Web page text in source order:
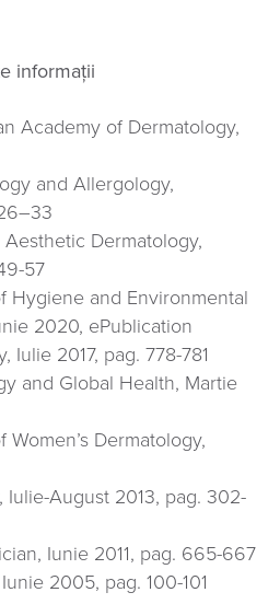
informații
Academy of Dermatology,
and Allergology,
Dermatology,
57
Hygiene and Environmental
2020, ePublication
Iulie 2017, pag. 778-781
and Global Health, Martie
Dermatology,
Iulie-August 2013, pag. 302-
Iunie 2011, pag. 665-667
2005, pag. 100-101